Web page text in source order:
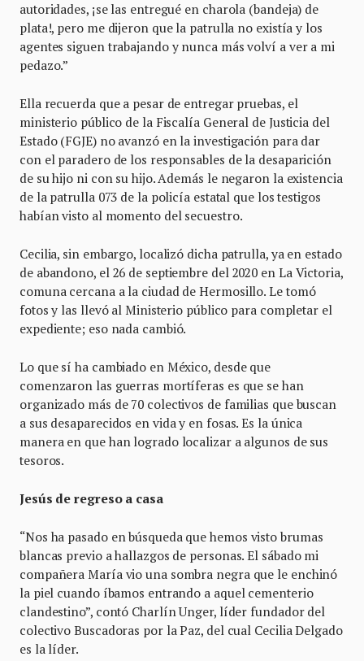
autoridades, ¡se las entregué en charola (bandeja) de
plata!, pero me dijeron que la patrulla no existía y los
agentes siguen trabajando y nunca más volví a ver a mi
pedazo.”
Ella recuerda que a pesar de entregar pruebas, el
ministerio público de la Fiscalía General de Justicia del
Estado (FGJE) no avanzó en la investigación para dar
con el paradero de los responsables de la desaparición
de su hijo ni con su hijo. Además le negaron la existencia
de la patrulla 073 de la policía estatal que los testigos
habían visto al momento del secuestro.
Cecilia, sin embargo, localizó dicha patrulla, ya en estado
de abandono, el 26 de septiembre del 2020 en La Victoria,
comuna cercana a la ciudad de Hermosillo. Le tomó
fotos y las llevó al Ministerio público para completar el
expediente; eso nada cambió.
Lo que sí ha cambiado en México, desde que
comenzaron las guerras mortíferas es que se han
organizado más de 70 colectivos de familias que buscan
a sus desaparecidos en vida y en fosas. Es la única
manera en que han logrado localizar a algunos de sus
tesoros.
Jesús de regreso a casa
“Nos ha pasado en búsqueda que hemos visto brumas
blancas previo a hallazgos de personas. El sábado mi
compañera María vio una sombra negra que le enchinó
la piel cuando íbamos entrando a aquel cementerio
clandestino”, contó Charlín Unger, líder fundador del
colectivo Buscadoras por la Paz, del cual Cecilia Delgado
es la líder.